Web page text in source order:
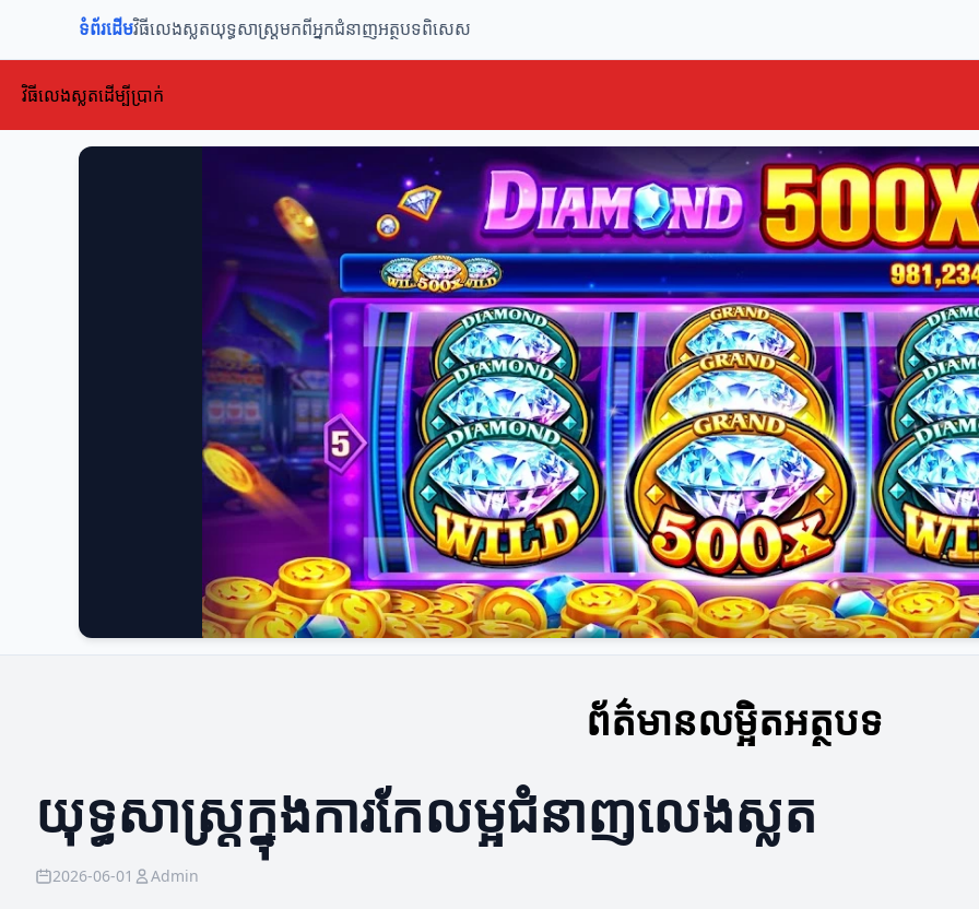
ទំព័រដើមវិធីលេងស្លតយុទ្ធសាស្ត្រមកពីអ្នកជំនាញអត្ថបទពិសេស
វិធីលេងស្លតដើម្បីប្រាក់
ព័ត៌មានលម្អិតអត្ថបទ
យុទ្ធសាស្ត្រក្នុងការកែលម្អជំនាញលេងស្លត
2026-06-01 Admin